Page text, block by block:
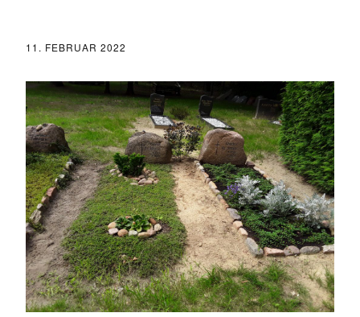
11. FEBRUAR 2022